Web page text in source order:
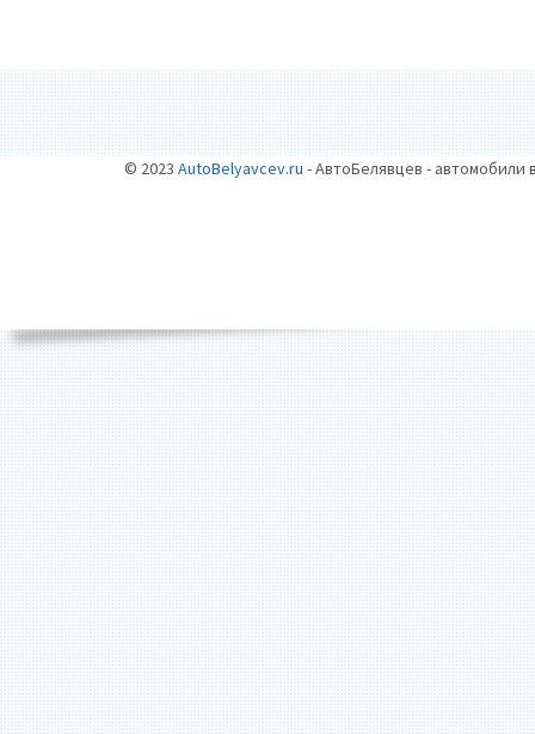
© 2023 AutoBelyavcev.ru - АвтоБелявцев - автомобили